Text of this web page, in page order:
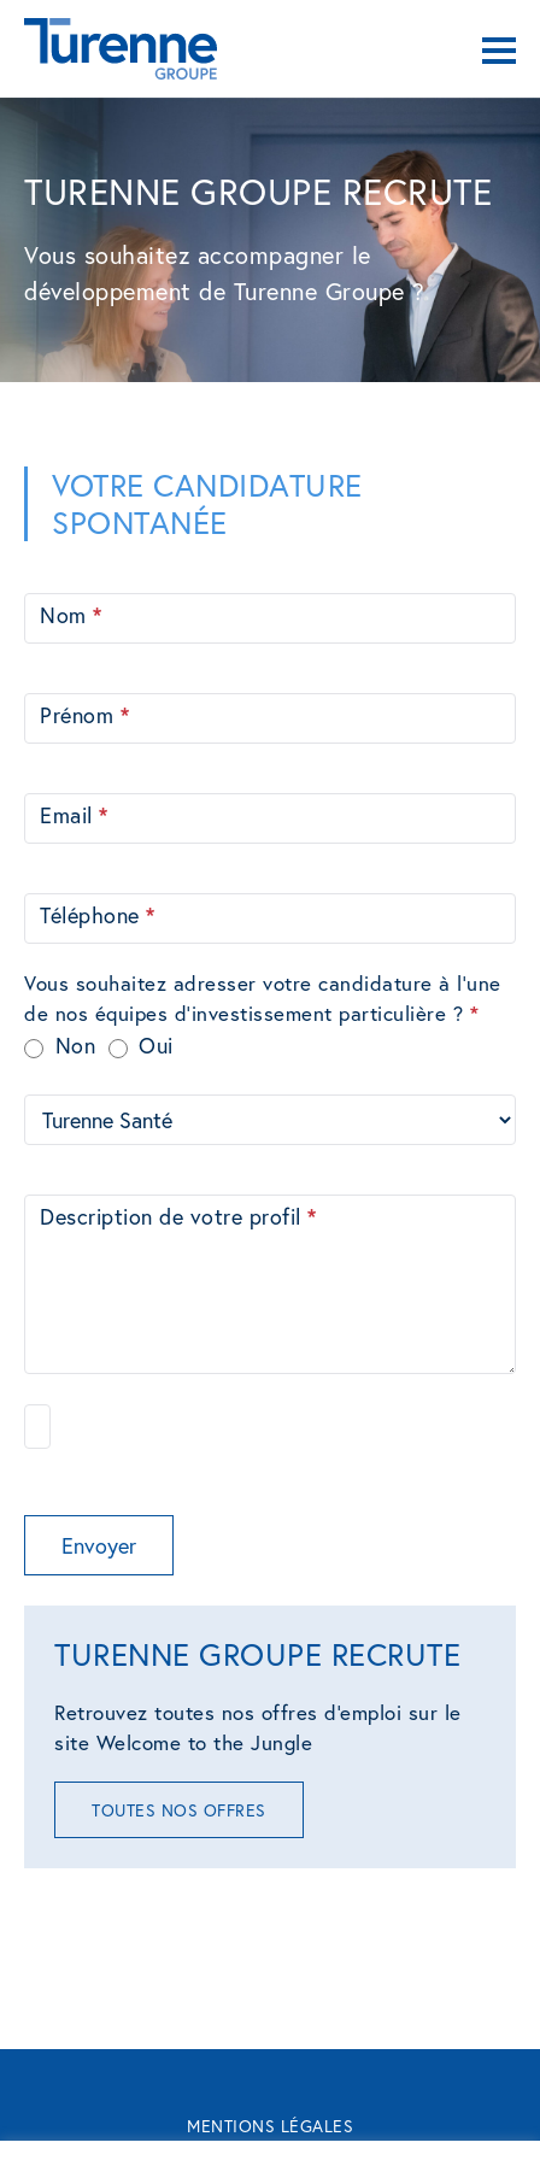
TURENNE GROUPE RECRUTE
Vous souhaitez accompagner le
développement de Turenne Groupe ?
VOTRE CANDIDATURE
SPONTANÉE
Recrutement
Nom *
Prénom *
Email *
Téléphone *
Vous souhaitez adresser votre candidature à l'une
de nos équipes d'investissement particulière ? *
Non Oui
Description de votre profil *
Envoyer
TURENNE GROUPE RECRUTE
Retrouvez toutes nos offres d'emploi sur le
site Welcome to the Jungle
TOUTES NOS OFFRES
MENTIONS LÉGALES